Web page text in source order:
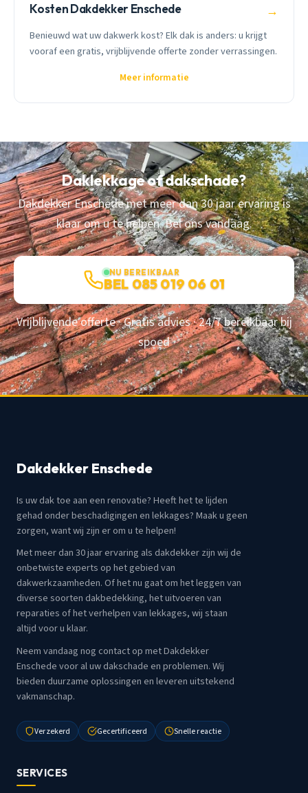
Kosten Dakdekker Enschede →
Benieuwd wat uw dakwerk kost? Elk dak is anders: u krijgt
vooraf een gratis, vrijblijvende offerte zonder verrassingen.
Meer informatie
Daklekkage of dakschade?
Dakdekker Enschede met meer dan 30 jaar ervaring is
klaar om u te helpen. Bel ons vandaag.
NU BEREIKBAAR
BEL 085 019 06 01
Vrijblijvende offerte · Gratis advies · 24/7 bereikbaar bij
spoed
Dakdekker Enschede
Is uw dak toe aan een renovatie? Heeft het te lijden
gehad onder beschadigingen en lekkages? Maak u geen
zorgen, want wij zijn er om u te helpen!
Met meer dan 30 jaar ervaring als dakdekker zijn wij de
onbetwiste experts op het gebied van
dakwerkzaamheden. Of het nu gaat om het leggen van
diverse soorten dakbedekking, het uitvoeren van
reparaties of het verhelpen van lekkages, wij staan
altijd voor u klaar.
Neem vandaag nog contact op met Dakdekker
Enschede voor al uw dakschade en problemen. Wij
bieden duurzame oplossingen en leveren uitstekend
vakmanschap.
Verzekerd Gecertificeerd Snelle reactie
SERVICES